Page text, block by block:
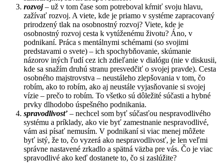
rozvoj– už v tom čase som potreboval kŕmiť svoju hlavu,
zažívať rozvoj. A viete, kde je priamo v systéme zapracovaný
prirodzený tlak na osobnostný rozvoj? Viete, kde je
osobnostný rozvoj cesta k vytúženému životu? Áno, v
podnikaní. Práca s mentálnymi schémami (so svojimi
predstavami o svete) – ich spochybňovanie, skúmanie
názorov iných ľudí cez ich zdieľanie v dialógu (nie v diskusii,
kde sa snažím druhú stranu presvedčiť o svojej pravde). Cesta
osobného majstrovstva – neustáleho zlepšovania v tom, čo
robím, ako to robím, ako aj neustále vyjasňovanie si svojej
vízie – prečo to robím. To všetko sú dôležité súčasti a hybné
prvky dlhodobo úspešného podnikania.
spravodlivosť – nechcel som byť súčasťou nespravodlivého
systému a príklady, ako vie byť zamestnanie nespravodlivé,
vám asi písať nemusím. V podnikaní si viac menej môžete
byť istý, že to, čo vyzerá ako nespravodlivosť, je len veľmi
správne nastavené zrkadlo a spätná väzba pre vás. Čo je viac
spravodlivé ako keď dostanete to, čo si zaslúžite?